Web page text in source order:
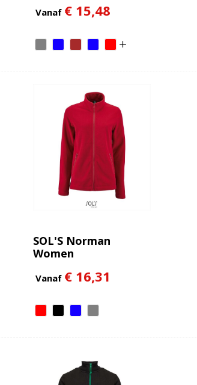
Vanaf € 15,48
SOL'S Norman
Women
Vanaf € 16,31